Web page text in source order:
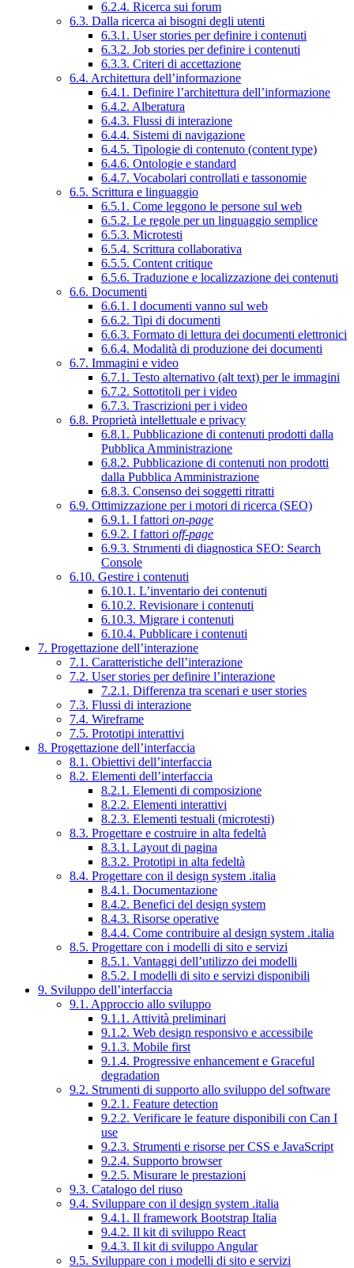
6.2.4. Ricerca sui forum
6.3. Dalla ricerca ai bisogni degli utenti
6.3.1. User stories per definire i contenuti
6.3.2. Job stories per definire i contenuti
6.3.3. Criteri di accettazione
6.4. Architettura dell’informazione
6.4.1. Definire l’architettura dell’informazione
6.4.2. Alberatura
6.4.3. Flussi di interazione
6.4.4. Sistemi di navigazione
6.4.5. Tipologie di contenuto (content type)
6.4.6. Ontologie e standard
6.4.7. Vocabolari controllati e tassonomie
6.5. Scrittura e linguaggio
6.5.1. Come leggono le persone sul web
6.5.2. Le regole per un linguaggio semplice
6.5.3. Microtesti
6.5.4. Scrittura collaborativa
6.5.5. Content critique
6.5.6. Traduzione e localizzazione dei contenuti
6.6. Documenti
6.6.1. I documenti vanno sul web
6.6.2. Tipi di documenti
6.6.3. Formato di lettura dei documenti elettronici
6.6.4. Modalità di produzione dei documenti
6.7. Immagini e video
6.7.1. Testo alternativo (alt text) per le immagini
6.7.2. Sottotitoli per i video
6.7.3. Trascrizioni per i video
6.8. Proprietà intellettuale e privacy
6.8.1. Pubblicazione di contenuti prodotti dalla
Pubblica Amministrazione
6.8.2. Pubblicazione di contenuti non prodotti
dalla Pubblica Amministrazione
6.8.3. Consenso dei soggetti ritratti
6.9. Ottimizzazione per i motori di ricerca (SEO)
6.9.1. I fattori on-page
6.9.2. I fattori off-page
6.9.3. Strumenti di diagnostica SEO: Search
Console
6.10. Gestire i contenuti
6.10.1. L’inventario dei contenuti
6.10.2. Revisionare i contenuti
6.10.3. Migrare i contenuti
6.10.4. Pubblicare i contenuti
7. Progettazione dell’interazione
7.1. Caratteristiche dell’interazione
7.2. User stories per definire l’interazione
7.2.1. Differenza tra scenari e user stories
7.3. Flussi di interazione
7.4. Wireframe
7.5. Prototipi interattivi
8. Progettazione dell’interfaccia
8.1. Obiettivi dell’interfaccia
8.2. Elementi dell’interfaccia
8.2.1. Elementi di composizione
8.2.2. Elementi interattivi
8.2.3. Elementi testuali (microtesti)
8.3. Progettare e costruire in alta fedeltà
8.3.1. Layout di pagina
8.3.2. Prototipi in alta fedeltà
8.4. Progettare con il design system .italia
8.4.1. Documentazione
8.4.2. Benefici del design system
8.4.3. Risorse operative
8.4.4. Come contribuire al design system .italia
8.5. Progettare con i modelli di sito e servizi
8.5.1. Vantaggi dell’utilizzo dei modelli
8.5.2. I modelli di sito e servizi disponibili
9. Sviluppo dell’interfaccia
9.1. Approccio allo sviluppo
9.1.1. Attività preliminari
9.1.2. Web design responsivo e accessibile
9.1.3. Mobile first
9.1.4. Progressive enhancement e Graceful
degradation
9.2. Strumenti di supporto allo sviluppo del software
9.2.1. Feature detection
9.2.2. Verificare le feature disponibili con Can I
use
9.2.3. Strumenti e risorse per CSS e JavaScript
9.2.4. Supporto browser
9.2.5. Misurare le prestazioni
9.3. Catalogo del riuso
9.4. Sviluppare con il design system .italia
9.4.1. Il framework Bootstrap Italia
9.4.2. Il kit di sviluppo React
9.4.3. Il kit di sviluppo Angular
9.5. Sviluppare con i modelli di sito e servizi